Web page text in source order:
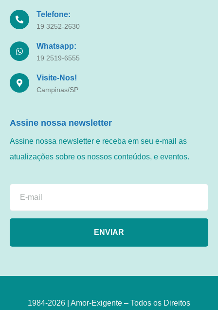
Telefone:
19 3252-2630
Whatsapp:
19 2519-6555
Visite-Nos!
Campinas/SP
Assine nossa newsletter
Assine nossa newsletter e receba em seu e-mail as
atualizações sobre os nossos conteúdos, e eventos.
ENVIAR
1984-2026 | Amor-Exigente – Todos os Direitos